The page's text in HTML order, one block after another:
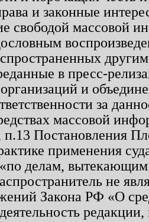
и законные
свободой массовой
в пресс-
и
за
массовой
п.13 Постановления
применения
делам, вытекающим
не
Закона РФ «О